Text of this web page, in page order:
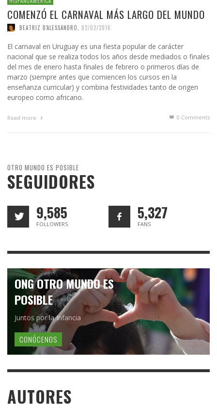
COMENZÓ EL CARNAVAL MÁS LARGO DEL MUNDO
BEATRIZ D'ALESSANDRO 02/02/2016
El carnaval en Uruguay es una fiesta popular de carácter
nacional que se realiza todos los años desde mediados o finales
del mes de enero hasta finales de febrero o primeros días de
marzo (siempre antes que comiencen los cursos en la
enseñanza curricular) y combina festividades tanto de origen
europeo como africano.
Read more 0 Comments
OTRO MUNDO ES POSIBLE
SEGUIDORES
9,585
FOLLOWERS
5,327
FANS
ONG OTRO MUNDO ES
POSIBLE
Juntos por la Infancia
CONÓCENOS
AUTORES